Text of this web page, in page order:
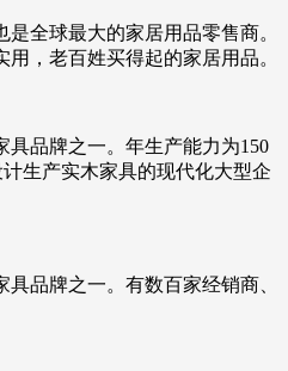
全球最大的家居用品零售商。
，老百姓买得起的家居用品。
具品牌之一。年生产能力为150
生产实木家具的现代化大型企
品牌之一。有数百家经销商、